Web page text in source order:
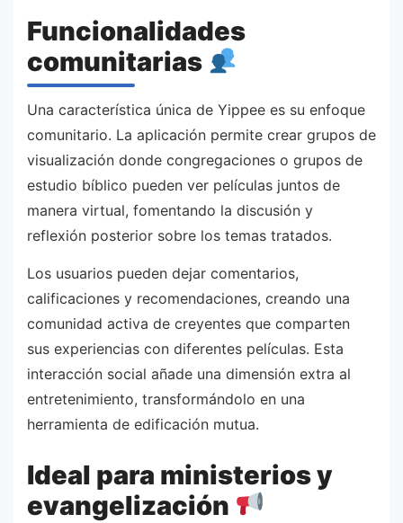
Funcionalidades
comunitarias
Una característica única de Yippee es su enfoque
comunitario. La aplicación permite crear grupos de
visualización donde congregaciones o grupos de
estudio bíblico pueden ver películas juntos de
manera virtual, fomentando la discusión y
reflexión posterior sobre los temas tratados.
Los usuarios pueden dejar comentarios,
calificaciones y recomendaciones, creando una
comunidad activa de creyentes que comparten
sus experiencias con diferentes películas. Esta
interacción social añade una dimensión extra al
entretenimiento, transformándolo en una
herramienta de edificación mutua.
Ideal para ministerios y
evangelización